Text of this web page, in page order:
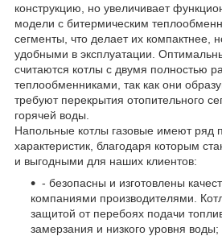
конструкцию, но увеличивает
модели с битермическим
сегменты, что делает их
удобными в эксплуатации.
считаются котлы с двумя полностью
теплообменниками, так как они
требуют перекрытия отопительного
горячей воды.
Напольные котлы газовые имеют ряд
характеристик, благодаря которым
и выгодными для наших клиентов:
- безопасны и изготовлены
компаниями производителями.
защитой от перебоях подачи
замерзания и низкого уровня воды;